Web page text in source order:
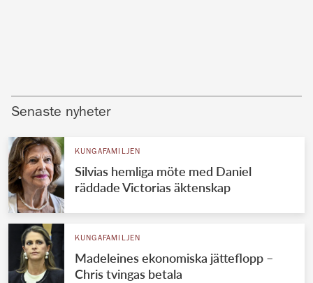
Senaste nyheter
KUNGAFAMILJEN
Silvias hemliga möte med Daniel
räddade Victorias äktenskap
KUNGAFAMILJEN
Madeleines ekonomiska jätteflopp –
Chris tvingas betala